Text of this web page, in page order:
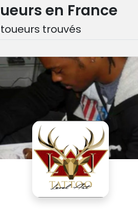
en France
trouvés